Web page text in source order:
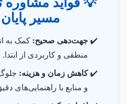
💡 فواید
مسیر
جهت‌دهی صحیح: کمک به
منطقی و کاربردی از ابتدا.
کاهش زمان و هزینه:
و منابع با راهنمایی‌های